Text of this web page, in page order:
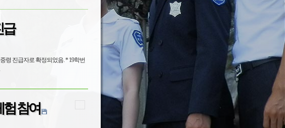
급
자로 확정되었음. * 19학번
참여